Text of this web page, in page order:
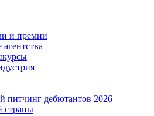
и премии
питчинг дебютантов 2026
страны